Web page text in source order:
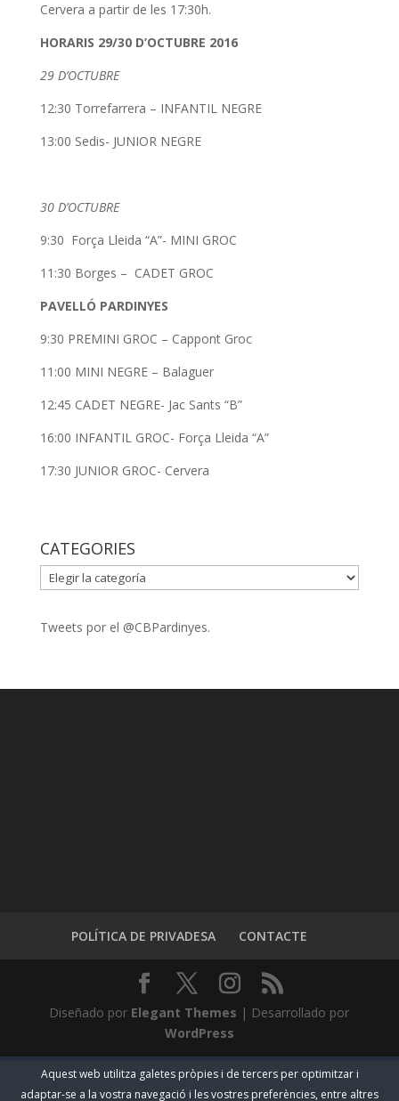
Cervera a partir de les 17:30h.
HORARIS 29/30 D’OCTUBRE 2016
29 D’OCTUBRE
12:30 Torrefarrera – INFANTIL NEGRE
13:00 Sedis- JUNIOR NEGRE
30 D’OCTUBRE
9:30 Força Lleida “A”- MINI GROC
11:30 Borges – CADET GROC
PAVELLÓ PARDINYES
9:30 PREMINI GROC – Cappont Groc
11:00 MINI NEGRE – Balaguer
12:45 CADET NEGRE- Jac Sants “B”
16:00 INFANTIL GROC- Força Lleida “A”
17:30 JUNIOR GROC- Cervera
CATEGORIES
CATEGORIES
Tweets por el @CBPardinyes.
POLÍTICA DE PRIVADESA CONTACTE
Diseñado por Elegant Themes | Desarrollado por
WordPress
Aquest web utilitza galetes pròpies i de tercers per optimitzar i
adaptar-se a la vostra navegació i les vostres preferències, entre altres